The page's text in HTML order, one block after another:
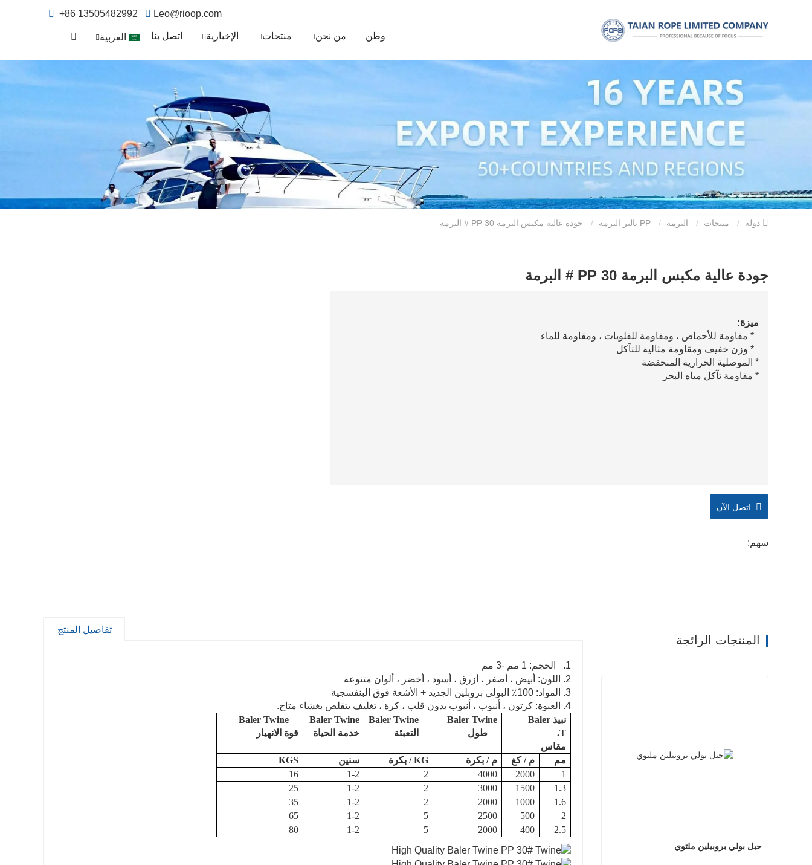
+86 13505482992 Leo@rioop.com
وطن من نحن منتجات الإخبارية اتصل بنا العربية
منتجات البرمة PP بالتر البرمة
جودة عالية مكبس البرمة PP 30 # البرمة
ميزة:
* مقاومة للأحماض ، ومقاومة للقلويات ، ومقاومة للماء
* وزن خفيف ومقاومة مثالية للتآكل
* الموصلية الحرارية المنخفضة
* مقاومة تآكل مياه البحر
اتصل الآن
سهم:
تفاصيل المنتج
1. الحجم: 1 مم -3 مم
2. اللون: أبيض ، أصفر ، أزرق ، أسود ، أخضر ، ألوان متنوعة
3. المواد: 100٪ البولي بروبلين الجديد + الأشعة فوق البنفسجية
4. العبوة: كرتون ، أنبوب ، أنبوب بدون قلب ، كرة ، تغليف يتقلص بغشاء متاح.
نبيذ Baler
T.
مقاس
Baler Twine
طول
Baler Twine
التعبئة
Baler Twine
خدمة الحياة
Baler Twine
قوة الانهيار
مم م / كغ م / بكرة KG / بكرة سنين
KGS
1
2000
4000
2
1-2
16
1.3
1500
3000
2
1-2
25
1.6
1000
2000
2
1-2
35
2
500
2500
5
1-2
65
2.5
400
2000
5
1-2
80
المنتجات الرائجة
حبل بولي بروبيلين ملتوي